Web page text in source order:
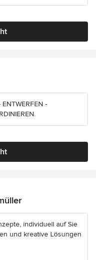
ENTWERFEN -
individuell auf Sie
und kreative Lösungen